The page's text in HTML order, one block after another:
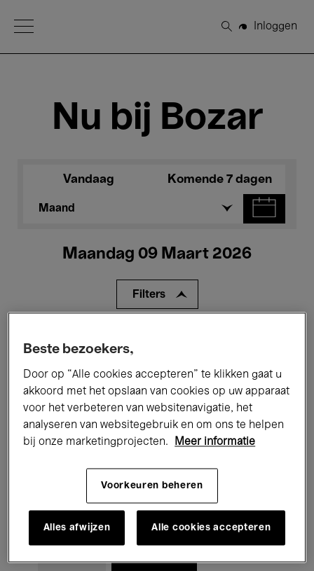
Open Menu
Zoeken
Inloggen
Nu bij Bozar
Vandaag Komende 7 dagen
Maand
Maandag 09 Maart 2026
Filters
Tentoonstellingen Films
Performances Lezingen & Debatten
Jazz Klassieke Muziek Global Music
Elektronische Muziek
Voor iedereen Kids’ Palace
Beste bezoekers,
Door op “Alle cookies accepteren” te klikken gaat u
akkoord met het opslaan van cookies op uw apparaat
voor het verbeteren van websitenavigatie, het
analyseren van websitegebruik en om ons te helpen
bij onze marketingprojecten.
Meer informatie
Voorkeuren beheren
Alles afwijzen Alle cookies accepteren